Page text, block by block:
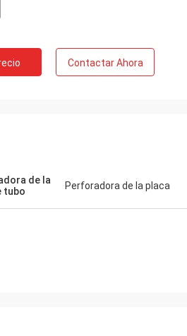
Contactar Ahora
de la
tubo
Perforadora de la placa